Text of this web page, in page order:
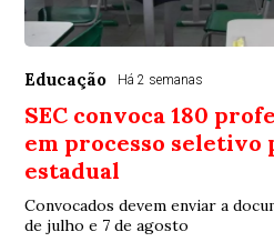
Educação Há 2 semanas
SEC convoca 180
em processo seletivo
estadual
Convocados devem enviar a
de julho e 7 de agosto